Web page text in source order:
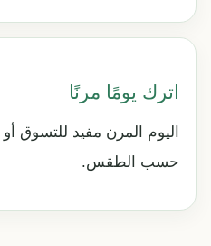
اترك يومًا مرنًا
اليوم المرن مفيد للتسوق
حسب الطقس.